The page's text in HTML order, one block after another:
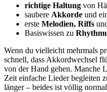
richtige Haltung von
saubere Akkorde und
erste Melodien, Riffs
Basiswissen zu
Wenn du vielleicht mehrmals
schnell, dass Akkordwechsel
von der Hand gehen. Manche
Zeit einfache Lieder begleiten
länger – beides ist völlig